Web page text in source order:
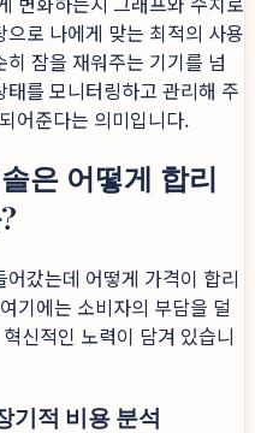
로 나에게 맞는 최적의 사용
잠을 재워주는 기기를 넘
를 모니터링하고 관리해 주
어준다는 의미입니다.
은 어떻게 합리
갔는데 어떻게 가격이 합리
기에는 소비자의 부담을 덜
신적인 노력이 담겨 있습니
기적 비용 분석